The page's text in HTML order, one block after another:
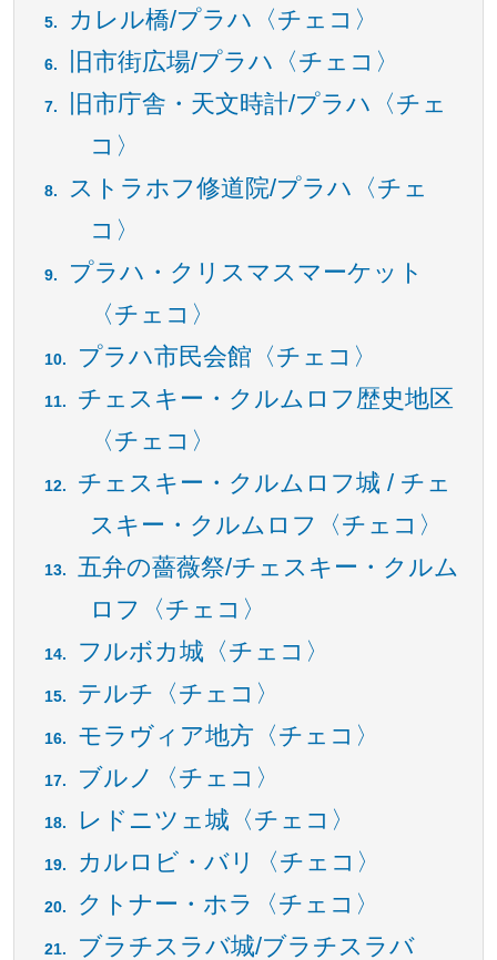
カレル橋/プラハ〈チェコ〉
旧市街広場/プラハ〈チェコ〉
旧市庁舎・天文時計/プラハ〈チェ
コ〉
ストラホフ修道院/プラハ〈チェ
コ〉
プラハ・クリスマスマーケット
〈チェコ〉
プラハ市民会館〈チェコ〉
チェスキー・クルムロフ歴史地区
〈チェコ〉
チェスキー・クルムロフ城 / チェ
スキー・クルムロフ〈チェコ〉
五弁の薔薇祭/チェスキー・クルム
ロフ〈チェコ〉
フルボカ城〈チェコ〉
テルチ〈チェコ〉
モラヴィア地方〈チェコ〉
ブルノ〈チェコ〉
レドニツェ城〈チェコ〉
カルロビ・バリ〈チェコ〉
クトナー・ホラ〈チェコ〉
ブラチスラバ城/ブラチスラバ